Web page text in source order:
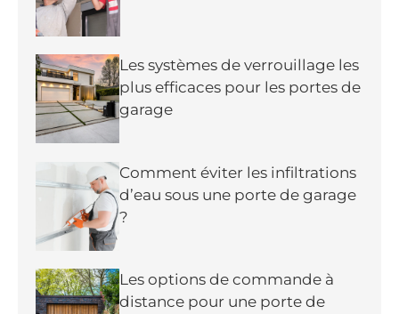
Les systèmes de verrouillage les
plus efficaces pour les portes de
garage
Comment éviter les infiltrations
d’eau sous une porte de garage
?
Les options de commande à
distance pour une porte de